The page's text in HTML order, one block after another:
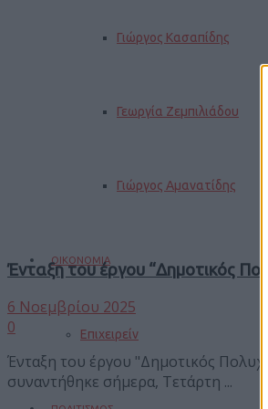
Γιώργος Κασαπίδης
Γεωργία Ζεμπιλιάδου
Γιώργος Αμανατίδης
ΟΙΚΟΝΟΜΙΑ
Επιχειρείν
Ένταξη του έργου “Δημοτικός
6 Νοεμβρίου 2025
0
Ένταξη του έργου "Δημοτικός
συναντήθηκε σήμερα, Τετάρτη ...